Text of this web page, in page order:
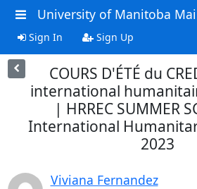
University of Manitoba
Sign In Sign Up
COURS D'ÉTÉ du
international
| HRREC SUMMER
International
2023
Viviana Fernandez